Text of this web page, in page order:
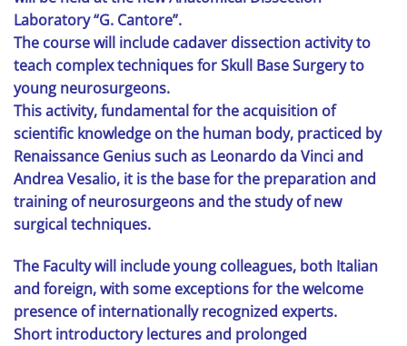
Laboratory “G. Cantore”.
The course will include cadaver dissection activity to
teach complex techniques for Skull Base Surgery to
young neurosurgeons.
This activity, fundamental for the acquisition of
scientific knowledge on the human body, practiced by
Renaissance Genius such as Leonardo da Vinci and
Andrea Vesalio, it is the base for the preparation and
training of neurosurgeons and the study of new
surgical techniques.
The Faculty will include young colleagues, both Italian
and foreign, with some exceptions for the welcome
presence of internationally recognized experts.
Short introductory lectures and prolonged